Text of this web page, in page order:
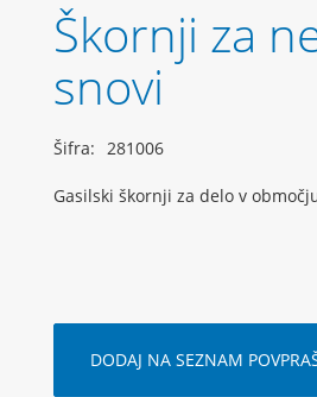
Škornji za
snovi
Šifra: 281006
Gasilski škornji za delo v
DODAJ NA SEZNAM